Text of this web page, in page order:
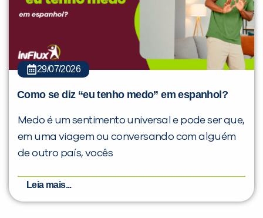
29/07/2026
Como se diz “eu tenho medo” em espanhol?
Medo é um sentimento universal e pode ser que,
em uma viagem ou conversando com alguém
de outro país, vocês
Leia mais...